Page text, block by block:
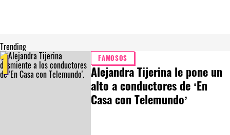
Trending
1 FAMOSOS
Alejandra Tijerina le pone un
alto a conductores de ‘En
Casa con Telemundo’